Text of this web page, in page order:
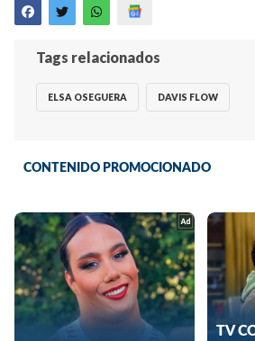
Tags relacionados
ELSA OSEGUERA DAVIS FLOW